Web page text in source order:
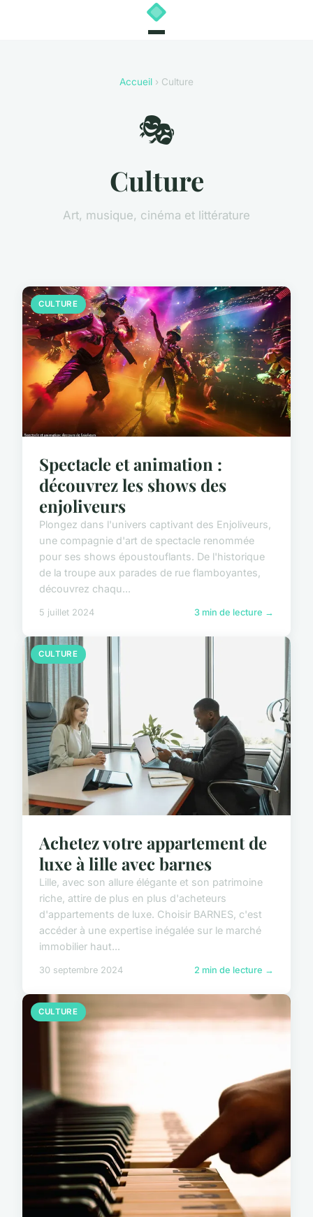
Accueil › Culture
🎭
Culture
Art, musique, cinéma et littérature
CULTURE
Spectacle et animation :
découvrez les shows des
enjoliveurs
Plongez dans l'univers captivant des Enjoliveurs,
une compagnie d'art de spectacle renommée
pour ses shows époustouflants. De l'historique
de la troupe aux parades de rue flamboyantes,
découvrez chaqu...
5 juillet 2024 3 min de lecture →
CULTURE
Achetez votre appartement de
luxe à lille avec barnes
Lille, avec son allure élégante et son patrimoine
riche, attire de plus en plus d'acheteurs
d'appartements de luxe. Choisir BARNES, c'est
accéder à une expertise inégalée sur le marché
immobilier haut...
30 septembre 2024 2 min de lecture →
CULTURE